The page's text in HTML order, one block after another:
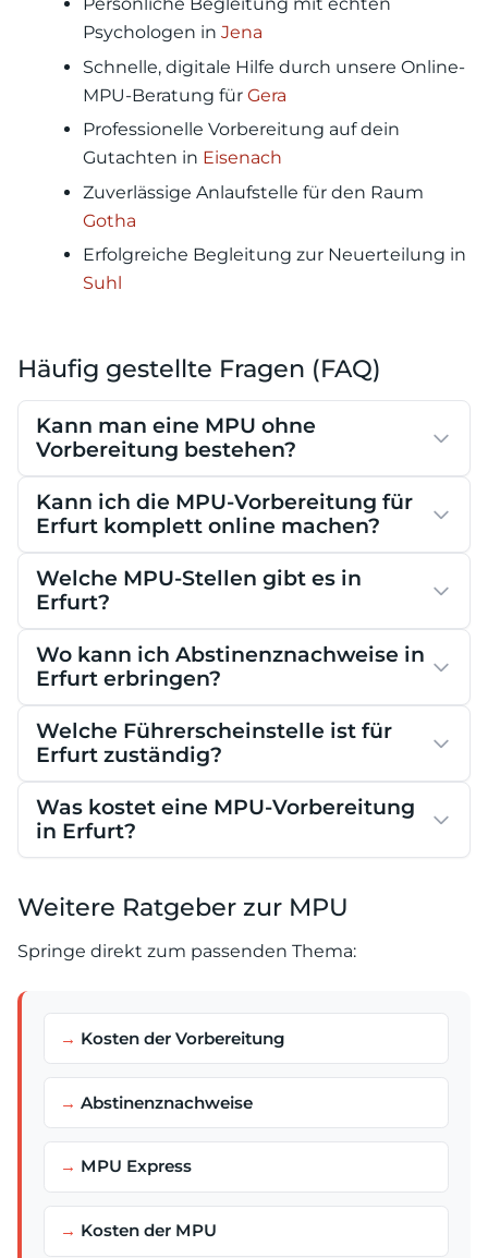
Psychologen in Jena
Schnelle, digitale Hilfe durch unsere Online-
MPU-Beratung für Gera
Professionelle Vorbereitung auf dein
Gutachten in Eisenach
Zuverlässige Anlaufstelle für den Raum
Gotha
Erfolgreiche Begleitung zur Neuerteilung in
Suhl
Häufig gestellte Fragen (FAQ)
Kann man eine MPU ohne
Vorbereitung bestehen?
Kann ich die MPU-Vorbereitung für
Erfurt komplett online machen?
Welche MPU-Stellen gibt es in
Erfurt?
Wo kann ich Abstinenznachweise in
Erfurt erbringen?
Welche Führerscheinstelle ist für
Erfurt zuständig?
Was kostet eine MPU-Vorbereitung
in Erfurt?
Weitere Ratgeber zur MPU
Springe direkt zum passenden Thema:
Kosten der Vorbereitung
Abstinenznachweise
MPU Express
Kosten der MPU